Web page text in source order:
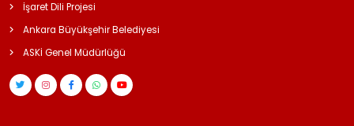
İşaret Dili Projesi
Ankara Büyükşehir Belediyesi
ASKİ Genel Müdürlüğü